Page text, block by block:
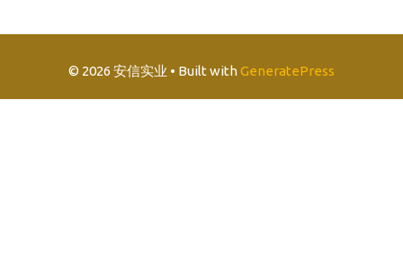
© 2026 安信实业 • Built withGeneratePress